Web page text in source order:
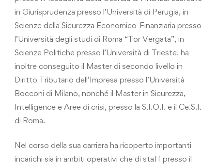
in Giurisprudenza presso l’Università di Perugia, in
Scienze della Sicurezza Economico-Finanziaria presso
l’Università degli studi di Roma “Tor Vergata”, in
Scienze Politiche presso l’Università di Trieste, ha
inoltre conseguito il Master di secondo livello in
Diritto Tributario dell’Impresa presso l’Università
Bocconi di Milano, nonché il Master in Sicurezza,
Intelligence e Aree di crisi, presso la S.I.O.I. e il Ce.S.I.
di Roma.
Nel corso della sua carriera ha ricoperto importanti
incarichi sia in ambiti operativi che di staff presso il